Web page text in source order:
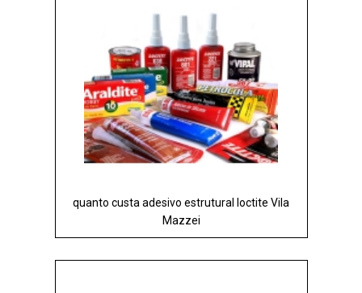
quanto custa adesivo estrutural loctite Vila
Mazzei